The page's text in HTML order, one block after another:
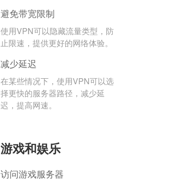
避免带宽限制
使用VPN可以隐藏流量类型，防
止限速，提供更好的网络体验。
减少延迟
在某些情况下，使用VPN可以选
择更快的服务器路径，减少延
迟，提高网速。
游戏和娱乐
访问游戏服务器